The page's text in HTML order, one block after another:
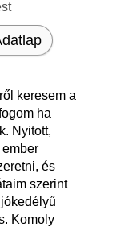
keresem a
ha
Nyitott,
és
szerint
Komoly